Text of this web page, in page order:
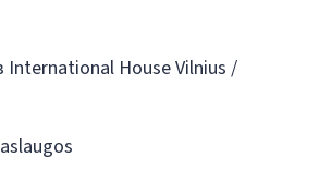
International House Vilnius /